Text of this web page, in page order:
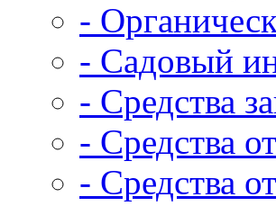
-
- Садовый
- Средства
- Средства
- Средства